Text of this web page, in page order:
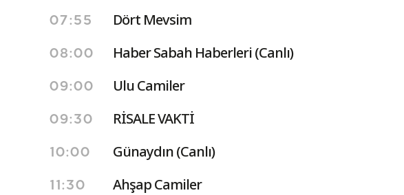
07:55 Dört Mevsim
08:00 Haber Sabah Haberleri (Canlı)
09:00 Ulu Camiler
09:30 RİSALE VAKTİ
10:00 Günaydın (Canlı)
11:30 Ahşap Camiler